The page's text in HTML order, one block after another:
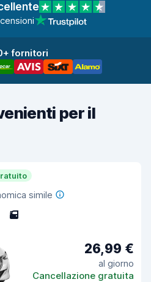
fornitori
per il
simile
5
26,99 €
al giorno
Cancellazione gratuita